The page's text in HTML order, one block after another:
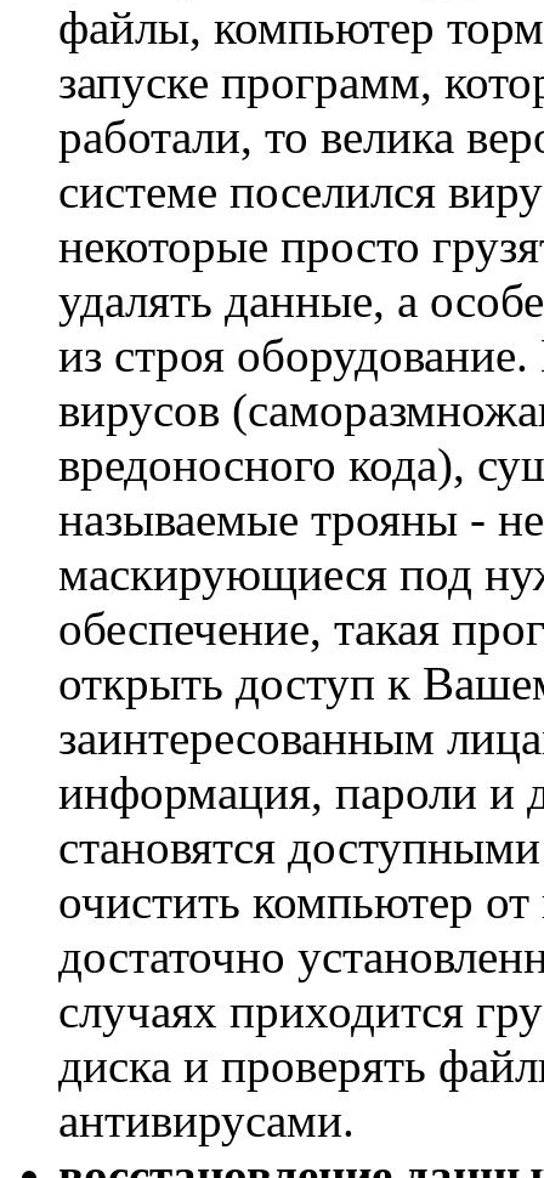
файлы, компьютер
запуске программ,
работали, то велика
системе поселился
некоторые просто
удалять данные, а
из строя
вирусов
вредоносного кода),
называемые трояны -
маскирующиеся под
обеспечение, такая
открыть доступ к
заинтересованным
информация, пароли и
становятся
очистить компьютер от
достаточно
случаях приходится
диска и проверять
антивирусами.